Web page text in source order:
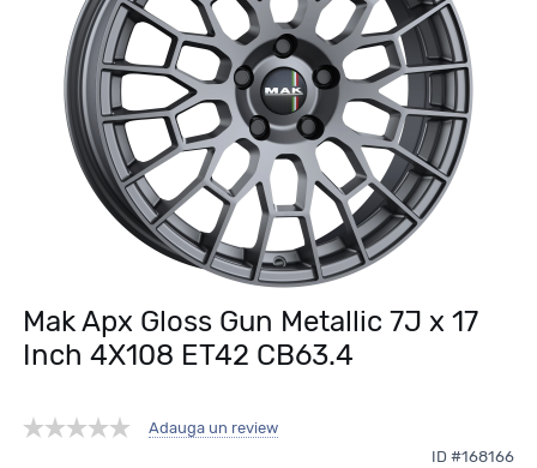
Mak Apx Gloss Gun Metallic 7J x 17
Inch 4X108 ET42 CB63.4
Adauga un review
ID #168166